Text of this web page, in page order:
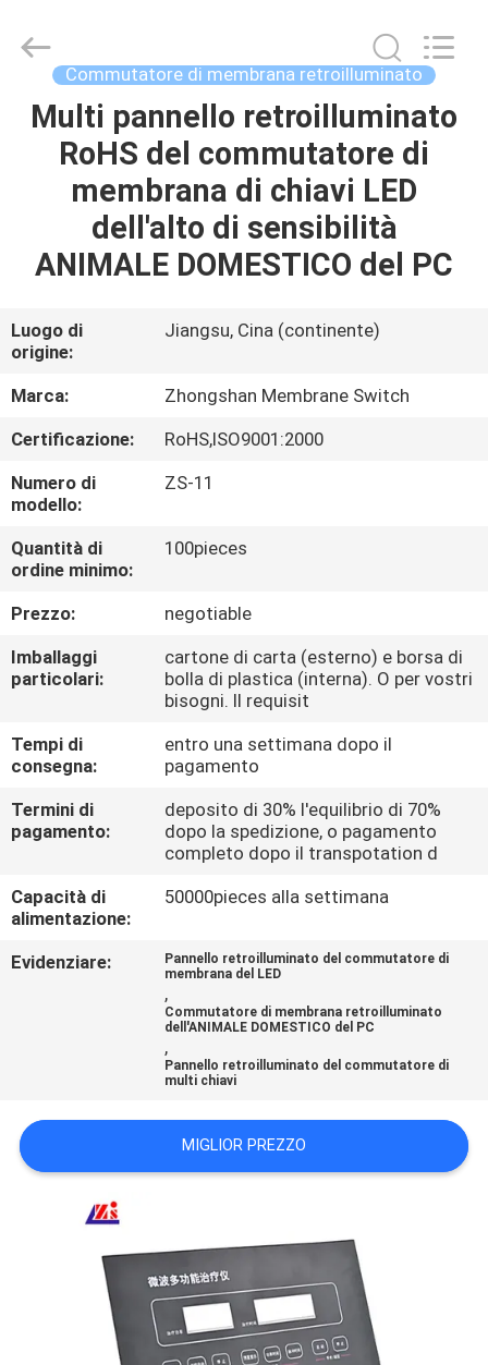
CASA
PRODOTTI
VIDEO
CIRCA
NOI
GIRO
DELLA
FABBRICA
CONTROLLO
DI
QUALITÀ
CONTATTICI
RICHIEDA
UNA
MAPPA
DEL
SULLA
PRIVACY
Membrane
Switch
Reserved.
Commutatore di membrana retroilluminato
Multi pannello retroilluminato
RoHS del commutatore di
membrana di chiavi LED
dell'alto di sensibilità
ANIMALE DOMESTICO del PC
Luogo di
origine:
Jiangsu, Cina (continente)
Marca:
Zhongshan Membrane Switch
Certificazione:
RoHS,ISO9001:2000
Numero di
modello:
ZS-11
Quantità di
ordine minimo:
100pieces
Prezzo:
negotiable
Imballaggi
particolari:
cartone di carta (esterno) e borsa di
bolla di plastica (interna). O per vostri
bisogni. Il requisit
Tempi di
consegna:
entro una settimana dopo il
pagamento
Termini di
pagamento:
deposito di 30% l'equilibrio di 70%
dopo la spedizione, o pagamento
completo dopo il transpotation d
Capacità di
alimentazione:
50000pieces alla settimana
Evidenziare:
Pannello retroilluminato del commutatore di
membrana del LED
,
Commutatore di membrana retroilluminato
dell'ANIMALE DOMESTICO del PC
,
Pannello retroilluminato del commutatore di
multi chiavi
MIGLIOR PREZZO